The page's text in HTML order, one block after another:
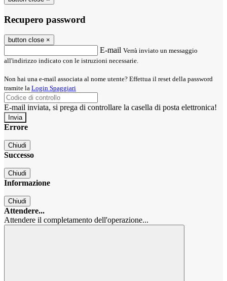
Recupero password
button close ×
E-mail Verrà inviato un messaggio
all'indirizzo indicato con le istruzioni necessarie.
Non hai una e-mail associata al nome utente? Effettua il reset della password
tramite la Login Spaggiari
E-mail inviata, si prega di controllare la casella di posta elettronica!
Errore
Chiudi
Successo
Chiudi
Informazione
Chiudi
Attendere...
Attendere il completamento dell'operazione...